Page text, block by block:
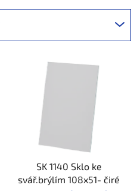
SK 1140 Sklo ke
svář.brýlím 108x51- čiré